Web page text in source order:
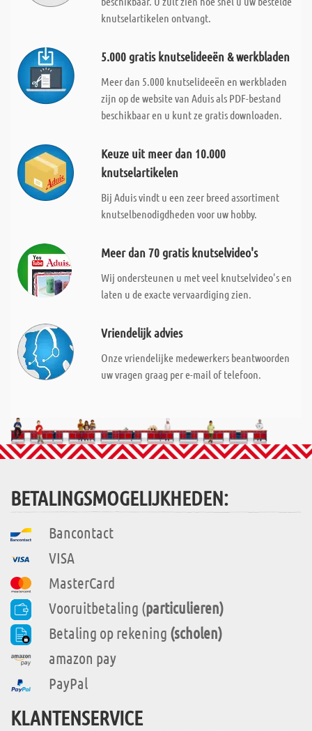
knutselartikelen ontvangt.
5.000 gratis knutselideeën & werkbladen
Meer dan 5.000 knutselideeën en werkbladen
zijn op de website van Aduis als PDF-bestand
beschikbaar en u kunt ze gratis downloaden.
Keuze uit meer dan 10.000
knutselartikelen
Bij Aduis vindt u een zeer breed assortiment
knutselbenodigdheden voor uw hobby.
Meer dan 70 gratis knutselvideo's
Wij ondersteunen u met veel knutselvideo's en
laten u de exacte vervaardiging zien.
Vriendelijk advies
Onze vriendelijke medewerkers beantwoorden
uw vragen graag per e-mail of telefoon.
BETALINGSMOGELIJKHEDEN:
Bancontact
VISA
MasterCard
Vooruitbetaling (particulieren)
Betaling op rekening (scholen)
amazon pay
PayPal
KLANTENSERVICE